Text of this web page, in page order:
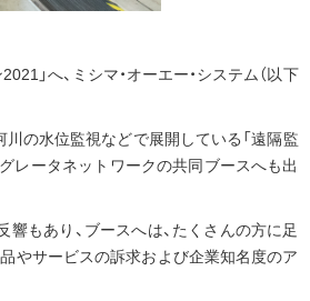
」へ、ミシマ・オーエー・システム（以下
川の水位監視などで展開している「遠隔監
レータネットワークの共同ブースへも出
もあり、ブースへは、たくさんの方に足
やサービスの訴求および企業知名度のア